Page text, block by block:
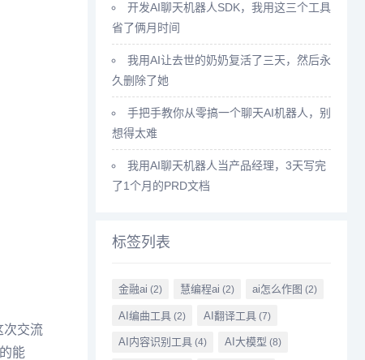
次交流
能
开发AI聊天机器人SDK，我用这三个工具
省了俩月时间
我用AI让去世的奶奶复活了三天，然后永
久删除了她
手把手教你从零搞一个聊天AI机器人，别
想得太难
我用AI聊天机器人当产品经理，3天写完
了1个月的PRD文档
标签列表
金融ai (2) 慧编程ai (2) ai怎么作图 (2)
AI编曲工具(2) AI翻译工具(7)
AI内容识别工具(4) AI大模型 (8)